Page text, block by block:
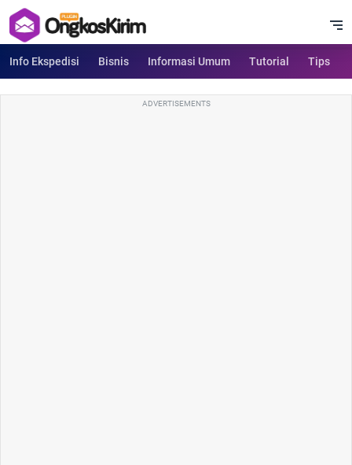
Info Ekspedisi Bisnis Informasi Umum Tutorial Tips
ADVERTISEMENTS